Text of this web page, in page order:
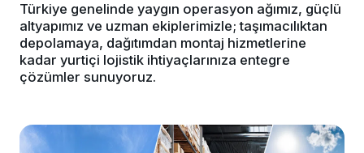
demontaj hizmeti sunuyoruz!
Detaylı Bilgi
Türkiye genelinde yaygın operasyon ağımız, güçlü
altyapımız ve uzman ekiplerimizle; taşımacılıktan
depolamaya, dağıtımdan montaj hizmetlerine
kadar yurtiçi lojistik ihtiyaçlarınıza entegre
çözümler sunuyoruz.